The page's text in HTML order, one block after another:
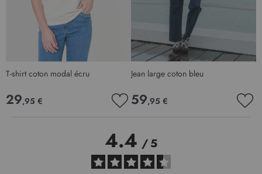
T-shirt coton modal écru
29,95 €
MA
LISTE
D’ENVIE
Jean large coton bleu
59,95 €
4.4/5